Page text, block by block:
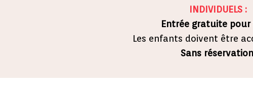
INDIVIDUELS :
Entrée gratuite pour
Les enfants doivent être
Sans